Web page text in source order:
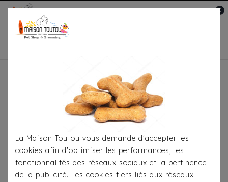
0
Os À Mâcher
De Bœuf Premium Pour Chien
La Maison Toutou vous demande d'accepter les
cookies afin d'optimiser les performances, les
fonctionnalités des réseaux sociaux et la pertinence
de la publicité. Les cookies tiers liés aux réseaux